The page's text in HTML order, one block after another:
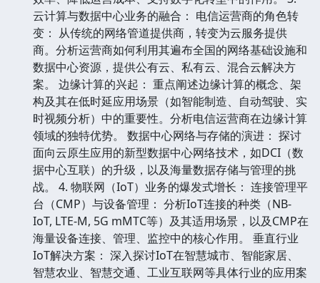
云计算与数据中心业务的融合： 电信运营商的角色转
变： 从传统的网络管道提供商，转变为云服务提供
商。分析运营商如何利用其遍布全国的网络基础设施和
数据中心资源，提供公有云、私有云、混合云解决方
案。 边缘计算的兴起： 重点阐述边缘计算的概念、架
构及其在低时延应用场景（如智能制造、自动驾驶、实
时视频分析）中的重要性。分析电信运营商在边缘计算
领域的独特优势。 数据中心网络与存储的演进： 探讨
面向云原生应用的新型数据中心网络技术，如DCI（数
据中心互联）的升级，以及海量数据存储与管理的挑
战。 4. 物联网（IoT）业务的爆发式增长： 连接管理平
台（CMP）与设备管理： 分析IoT连接的种类（NB-
IoT, LTE-M, 5G mMTC等）及其适用场景，以及CMP在
海量设备连接、管理、监控中的核心作用。 垂直行业
IoT解决方案： 深入探讨IoT在智慧城市、智能家居、
智慧农业、智慧交通、工业互联网等具体行业的应用案